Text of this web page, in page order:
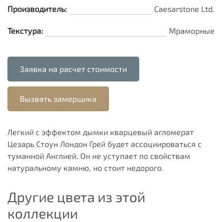
Производитель: Caesarstone Ltd.
Текстура: Мраморные
Заявка на расчет стоимости
Вызвать замерщика
Легкий с эффектом дымки кварцевый агломерат
Цезарь Стоун Лондон Грей будет ассоциироваться с
туманной Англией. Он не уступает по свойствам
натуральному камню, но стоит недорого.
Другие цвета из этой
коллекции